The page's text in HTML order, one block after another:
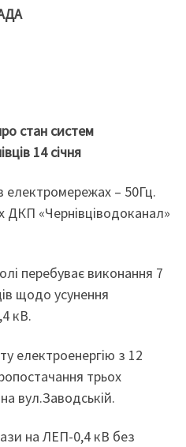
стан систем
14 січня
електромережах – 50Гц.
ДКП «Чернівціводоканал»
перебуває виконання 7
щодо усунення
кВ.
електроенергію з 12
трьох
вул.Заводській.
на ЛЕП-0,4 кВ без